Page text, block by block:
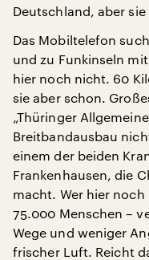
Deutschland, aber
Das Mobiltelefon
und zu Funkinseln
hier noch nicht. 60
sie aber schon.
„Thüringer
Breitbandausbau
einem der beiden
Frankenhausen, die
macht. Wer hier
75.000 Menschen –
Wege und weniger
frischer Luft. Reicht